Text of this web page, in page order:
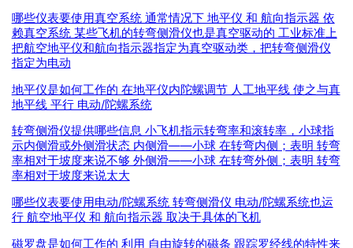
哪些仪表要使用真空系统 通常情况下 地平仪 和 航向指示器 依
赖真空系统 某些飞机的转弯侧滑仪也是真空驱动的 工业标准上
把航空地平仪和航向指示器指定为真空驱动类，把转弯侧滑仪
指定为电动
地平仪是如何工作的 在地平仪内陀螺调节 人工地平线 使之与真
地平线 平行 电动/陀螺系统
转弯侧滑仪提供哪些信息 小飞机指示转弯率和滚转率，小球指
示内侧滑或外侧滑状态 内侧滑——小球 在转弯内侧；表明 转弯
率相对于坡度来说不够 外侧滑——小球 在转弯外侧；表明 转弯
率相对于坡度来说太大
哪些仪表要使用电动/陀螺系统 转弯侧滑仪 电动/陀螺系统也运
行 航空地平仪 和 航向指示器 取决于具体的飞机
磁罗盘是如何工作的 利用 自由旋转的磁条 跟踪罗经线的特性来